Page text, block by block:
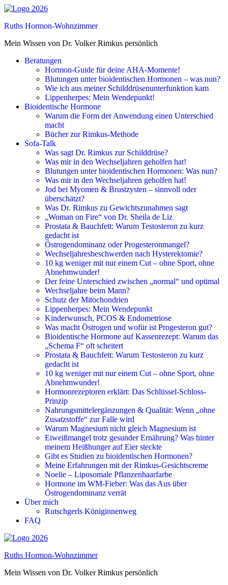
Skip
content
Enter)
Ruths Hormon-Wohnzimmer
Mein Wissen von Dr. Volker Rimkus persönlich
Beratungen
Hormon-Guide für deine AHA-Momente!
Blutungen unter bioidentischen Hormonen – was nun?
Wie ich aus meiner Schilddrüsenunterfunktion kam
Lippenherpes: Mein Wendepunkt!
Bioidentische Hormone
Warum die Form der Anwendung einen Unterschied
macht
Bücher zur Rimkus-Methode
Sofa-Talk
Was sagt Dr. Rimkus zur Schilddrüse?
Was mir in den Wechseljahren geholfen hat!
Blutungen unter bioidentischen Hormonen: Was nun?
Was mir in den Wechseljahren geholfen hat!
Jod bei Myomen & Brustzysten – sinnvoll oder
überschätzt?
Was Dr. Rimkus zu Gewichtszunahmen sagt
„Woman on Fire“ von Dr. Sheila de Liz
Prostata & Bauchfett: Warum Testosteron zu kurz
gedacht ist
Östrogendominanz oder Progesteronmangel?
Wechseljahresbeschwerden nach Hysterektomie?
10 kg weniger mit nur einem Cut – ohne Sport, ohne
Abnehmwunder!
Der feine Unterschied zwischen „normal“ und optimal
Wechseljahre beim Mann?
Schutz der Mitochondrien
Lippenherpes: Mein Wendepunkt
Kinderwunsch, PCOS & Endometriose
Was macht Östrogen und wofür ist Progesteron gut?
Bioidentische Hormone auf Kassenrezept: Warum das
„Schema F“ oft scheitert
Prostata & Bauchfett: Warum Testosteron zu kurz
gedacht ist
10 kg weniger mit nur einem Cut – ohne Sport, ohne
Abnehmwunder!
Hormonrezeptoren erklärt: Das Schlüssel-Schloss-
Prinzip
Nahrungsmittelergänzungen & Qualität: Wenn „ohne
Zusatzstoffe“ zur Falle wird
Warum Magnesium nicht gleich Magnesium ist
Eiweißmangel trotz gesunder Ernährung? Was hinter
meinem Heißhunger auf Eier steckte
Gibt es Studien zu bioidentischen Hormonen?
Meine Erfahrungen mit der Rimkus-Gesichtscreme
Noelie – Liposomale Pflanzenhaarfarbe
Hormone im WM-Fieber: Was das Aus über
Östrogendominanz verrät
Über mich
Rutschgerls Königinnenweg
FAQ
Ruths Hormon-Wohnzimmer
Mein Wissen von Dr. Volker Rimkus persönlich